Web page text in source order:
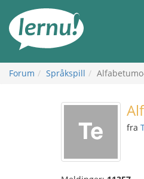
innholdet
Forum Språkspill
fra